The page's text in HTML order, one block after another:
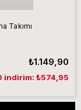
Takımı
₺1.149,90
indirim: ₺574,95